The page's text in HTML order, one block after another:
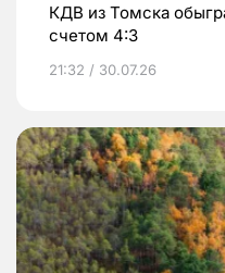
КДВ из Томска
счетом 4:3
21:32 / 30.07.26